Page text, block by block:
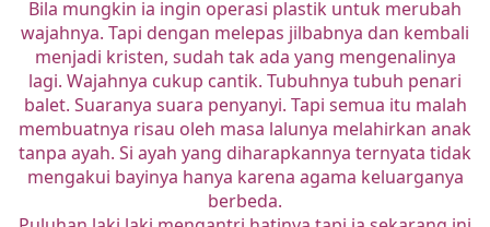
Bila mungkin ia ingin operasi plastik untuk merubah
wajahnya. Tapi dengan melepas jilbabnya dan kembali
menjadi kristen, sudah tak ada yang mengenalinya
lagi. Wajahnya cukup cantik. Tubuhnya tubuh penari
balet. Suaranya suara penyanyi. Tapi semua itu malah
membuatnya risau oleh masa lalunya melahirkan anak
tanpa ayah. Si ayah yang diharapkannya ternyata tidak
mengakui bayinya hanya karena agama keluarganya
berbeda.